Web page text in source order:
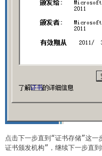
点击下一步直到“证书存储”这一
证书颁发机构”，继续下一步直到